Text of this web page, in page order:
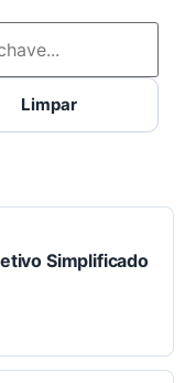
Limpar
Simplificado